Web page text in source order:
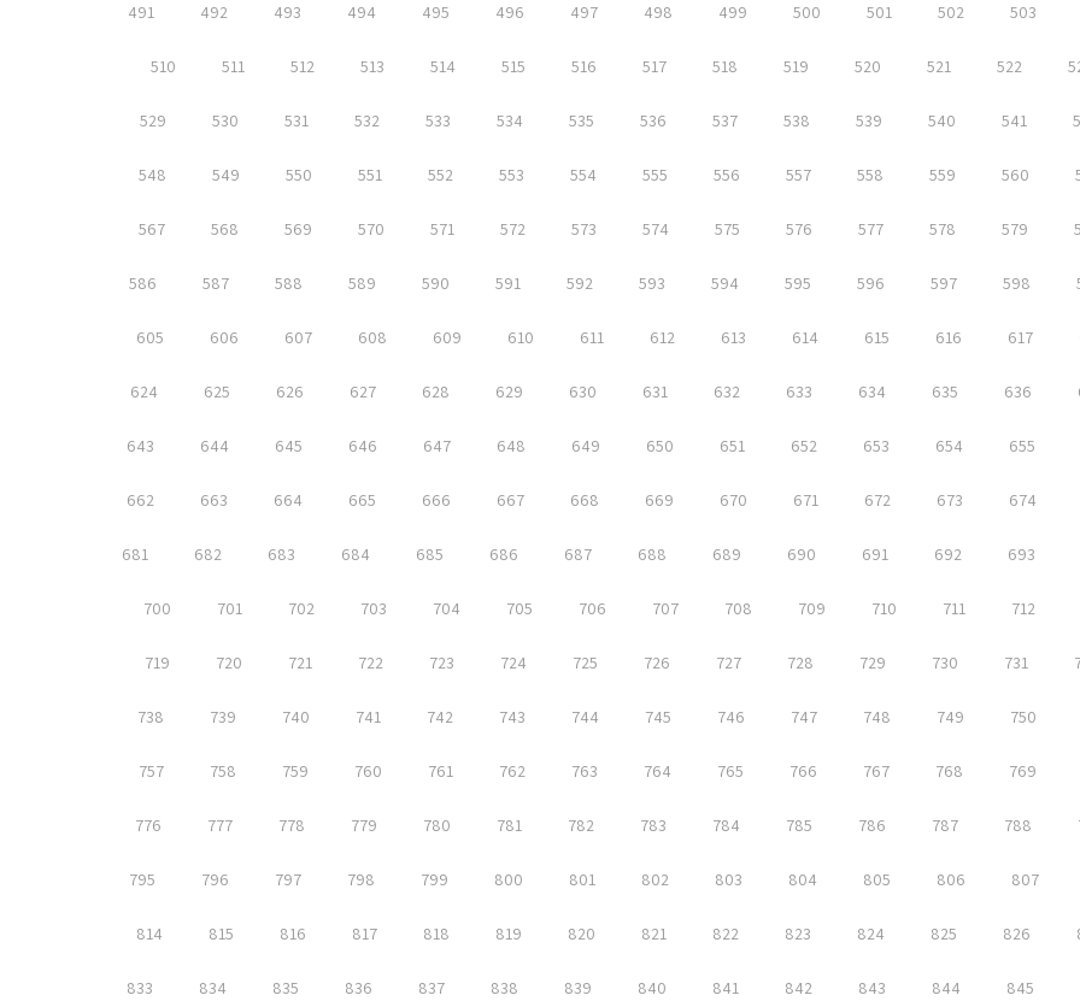
491 492 493 494 495 496 497 498 499 500 501 502 503
510 511 512 513 514 515 516 517 518 519 520 521 522
529 530 531 532 533 534 535 536 537 538 539 540 541
548 549 550 551 552 553 554 555 556 557 558 559 560
567 568 569 570 571 572 573 574 575 576 577 578 579
586 587 588 589 590 591 592 593 594 595 596 597 598
605 606 607 608 609 610 611 612 613 614 615 616 617
624 625 626 627 628 629 630 631 632 633 634 635 636
643 644 645 646 647 648 649 650 651 652 653 654 655
662 663 664 665 666 667 668 669 670 671 672 673 674
681 682 683 684 685 686 687 688 689 690 691 692 693
700 701 702 703 704 705 706 707 708 709 710 711 712
719 720 721 722 723 724 725 726 727 728 729 730 731
738 739 740 741 742 743 744 745 746 747 748 749 750
757 758 759 760 761 762 763 764 765 766 767 768 769
776 777 778 779 780 781 782 783 784 785 786 787 788
795 796 797 798 799 800 801 802 803 804 805 806 807
814 815 816 817 818 819 820 821 822 823 824 825 826
833 834 835 836 837 838 839 840 841 842 843 844 845